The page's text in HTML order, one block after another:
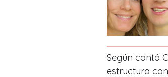
Según contó
estructura